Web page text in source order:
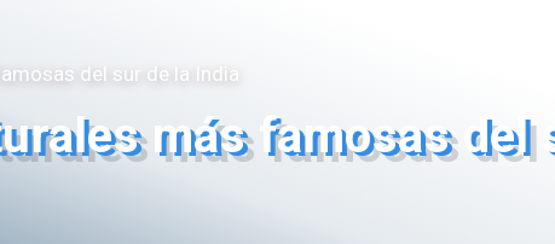
del sur de la India
más famosas del